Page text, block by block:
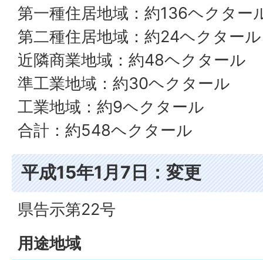
第一種住居地域：約136ヘクター
第二種住居地域：約24ヘクタール
近隣商業地域：約48ヘクタール
準工業地域：約30ヘクタール
工業地域：約9ヘクタール
合計：約548ヘクタール
平成15年1月7日：変更
県告示第22号
用途地域